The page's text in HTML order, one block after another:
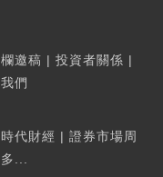
邀稿 | 投資者關係 |
們
時代財經 | 證券市場周
...